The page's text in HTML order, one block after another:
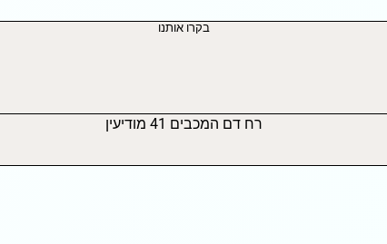
בקרו אותנו
רח דם המכבים 41 מודיעין